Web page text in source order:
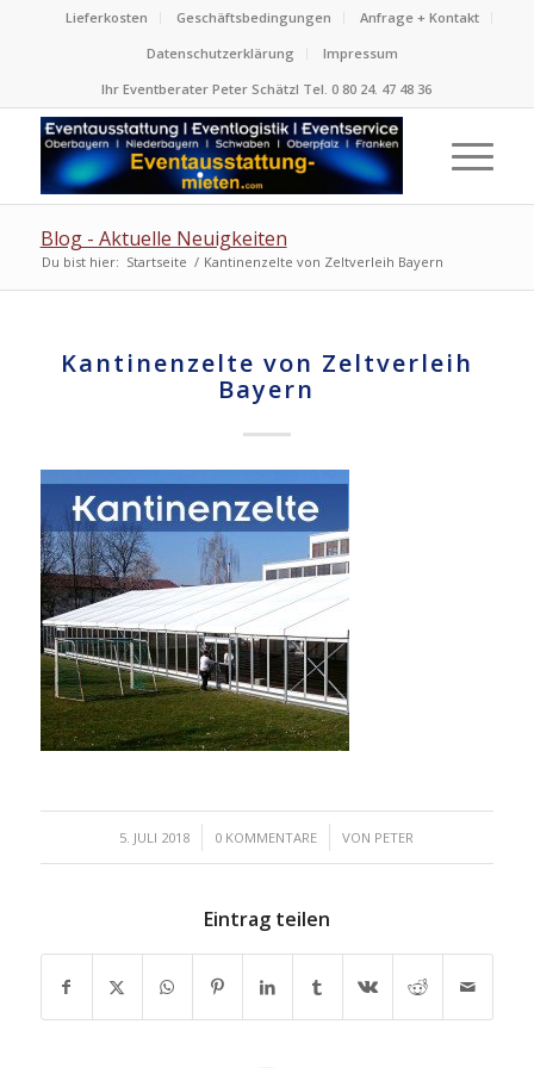
Lieferkosten Geschäftsbedingungen
Anfrage + Kontakt
Datenschutzerklärung
Impressum
Ihr Eventberater Peter Schätzl Tel. 0 80 24. 47 48 36
Blog - Aktuelle Neuigkeiten
Du bist hier: Startseite / Kantinenzelte von Zeltverleih Bayern
Kantinenzelte von Zeltverleih
Bayern
5. JULI 2018
/ 0 KOMMENTARE
/ VON PETER
Eintrag teilen